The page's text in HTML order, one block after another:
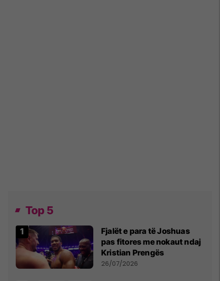
Top 5
Fjalët e para të Joshuas
pas fitores me nokaut ndaj
Kristian Prengës
26/07/2026